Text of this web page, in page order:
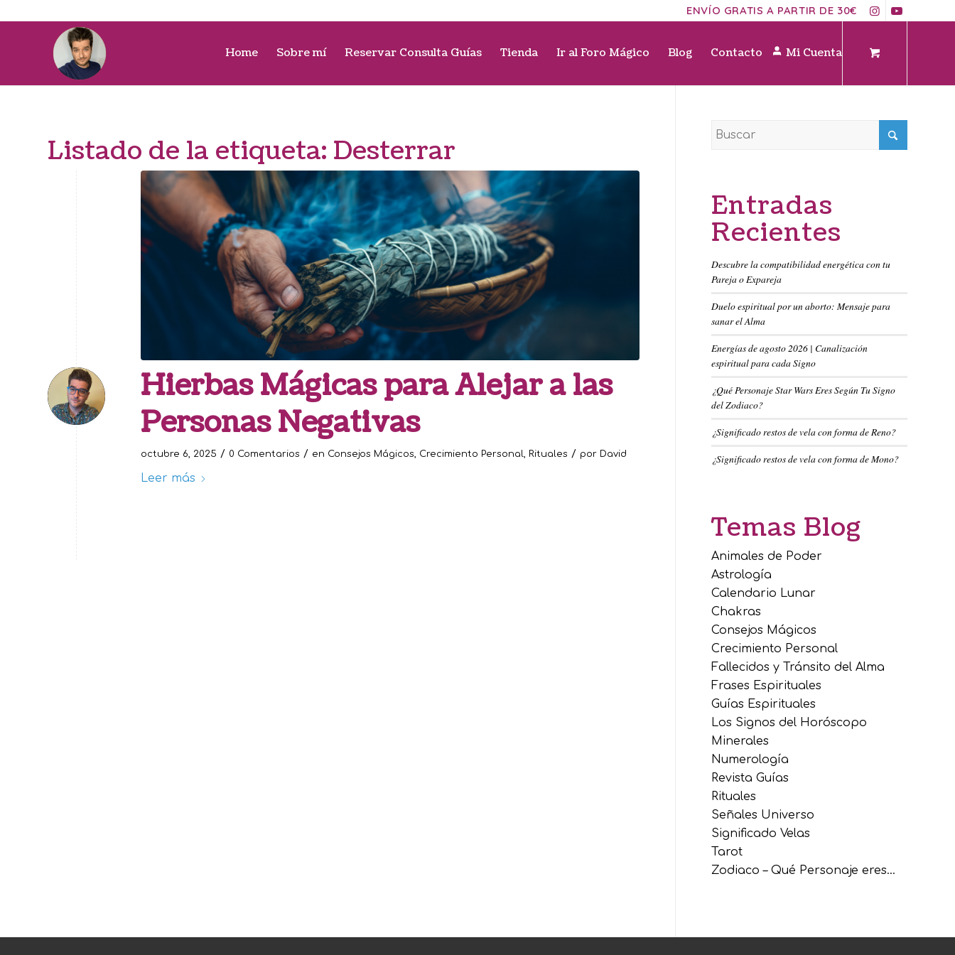
ENVÍO GRATIS A PARTIR DE 30€
Home Sobre mí Reservar Consulta Guías Tienda Ir al Foro Mágico Blog Contacto Mi Cuenta
Listado de la etiqueta: Desterrar
Hierbas Mágicas para Alejar a las
Personas Negativas
octubre 6, 2025 / 0 Comentarios / en Consejos Mágicos Crecimiento Personal Rituales / por David
Leer más
Entradas
Recientes
Descubre la compatibilidad energética con tu
Pareja o Expareja
Duelo espiritual por un aborto: Mensaje para
sanar el Alma
Energías de agosto 2026 | Canalización
espiritual para cada Signo
¿Qué Personaje Star Wars Eres Según Tu Signo
del Zodiaco?
¿Significado restos de vela con forma de Reno?
¿Significado restos de vela con forma de Mono?
Temas Blog
Animales de Poder
Astrología
Calendario Lunar
Chakras
Consejos Mágicos
Crecimiento Personal
Fallecidos y Tránsito del Alma
Frases Espirituales
Guías Espirituales
Los Signos del Horóscopo
Minerales
Numerología
Revista Guías
Rituales
Señales Universo
Significado Velas
Tarot
Zodiaco – Qué Personaje eres…